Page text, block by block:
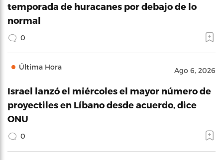
temporada de huracanes por debajo de lo
normal
0
Última Hora Ago 6, 2026
Israel lanzó el miércoles el mayor número de
proyectiles en Líbano desde acuerdo, dice
ONU
0